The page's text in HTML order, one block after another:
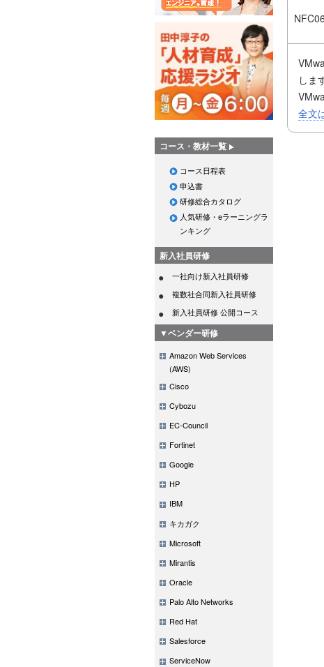
コース・教材一覧
コース日程表
申込書
研修総合カタログ
人気研修・eラーニングラ
ンキング
新入社員研修
一社向け新入社員研修
複数社合同新入社員研修
新入社員研修 公開コース
▼ベンダー研修
Amazon Web Services
(AWS)
Cisco
Cybozu
EC-Council
Fortinet
Google
HP
IBM
キカガク
Microsoft
Mirantis
Oracle
Palo Alto Networks
Red Hat
Salesforce
ServiceNow
しま
す。
全文